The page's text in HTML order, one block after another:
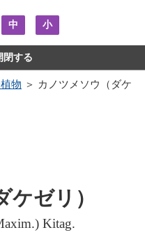
中 小
閉する
物 ＞ カノツメソウ（ダケ
ケゼリ）
Kitag.